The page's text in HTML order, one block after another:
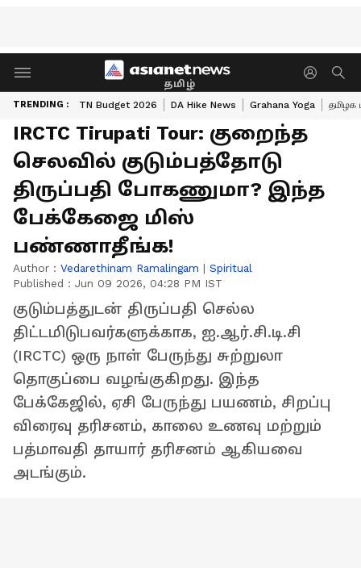
தமிழ்
TRENDING : TN Budget 2026 DA Hike News Grahana Yoga தமிழக
IRCTC Tirupati Tour: குறைந்த
செலவில் குடும்பத்தோடு
திருப்பதி போகணுமா? இந்த
பேக்கேஜை மிஸ்
பண்ணாதீங்க!
Author : Vedarethinam Ramalingam | Spiritual
Published : Jun 09 2026, 04:28 PM IST
குடும்பத்துடன் திருப்பதி செல்ல
திட்டமிடுபவர்களுக்காக, ஐ.ஆர்.சி.டி.சி
(IRCTC) ஒரு நாள் பேருந்து சுற்றுலா
தொகுப்பை வழங்குகிறது. இந்த
பேக்கேஜில், ஏசி பேருந்து பயணம், சிறப்பு
விரைவு தரிசனம், காலை உணவு மற்றும்
பத்மாவதி தாயார் தரிசனம் ஆகியவை
அடங்கும்.